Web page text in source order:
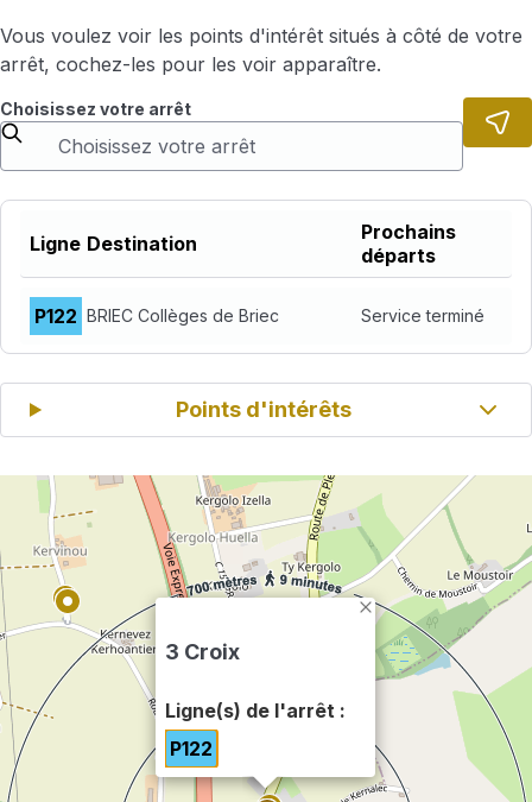
Vous voulez voir les points d'intérêt situés à côté de votre
arrêt, cochez-les pour les voir apparaître.
Choisissez votre arrêt
Ligne Destination
Prochains
départs
Ligne
P122
DestinationBRIEC Collèges de Briec Prochains départs
Service terminé
Points d'intérêts
3 Croix
Ligne(s) de l'arrêt :
P122
×